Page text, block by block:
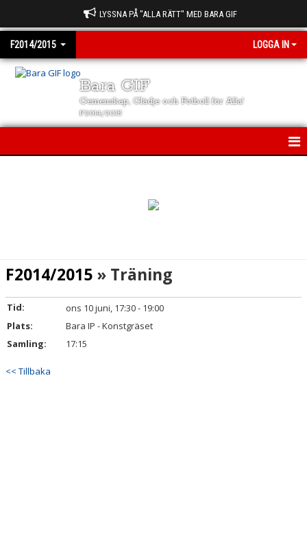
LYSSNA PÅ "ALLA RÄTT" MED BARA GIF
F2014/2015 LOGGA IN
Bara GIF
Gemenskap, Glädje och Fotboll för Alla!
F2014/2015
DOKUMENT
KONTAKT
F2014/2015 » Träning
Tid:
ons 10 juni, 17:30 - 19:00
Plats:
Bara IP - Konstgräset
Samling:
17:15
<< Tillbaka